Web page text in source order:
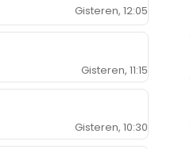
Gisteren, 12:05
Gisteren, 11:15
Gisteren, 10:30